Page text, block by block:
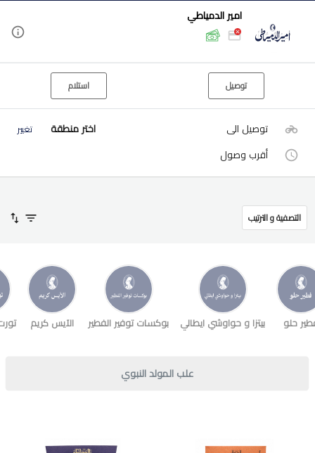
امير الدمياطي
توصيل استلام
توصيل الى اختر منطقة تغيير
أقرب وصول
التصفية و الترتيب
حلو بيتزا و حواوشي ايطالي بوكسات توفير الفطير الآيس كريم
علب المولد النبوي